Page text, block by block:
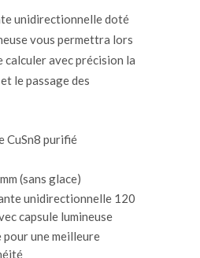
unidirectionnelle doté
vous permettra lors
calculer avec précision la
le passage des
CuSn8 purifié
(sans glace)
unidirectionnelle 120
capsule lumineuse
pour une meilleure